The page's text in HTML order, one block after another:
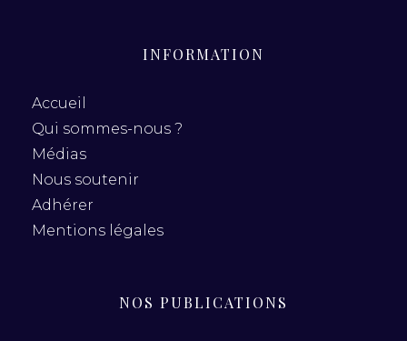
INFORMATION
Accueil
Qui sommes-nous ?
Médias
Nous soutenir
Adhérer
Mentions légales
NOS PUBLICATIONS